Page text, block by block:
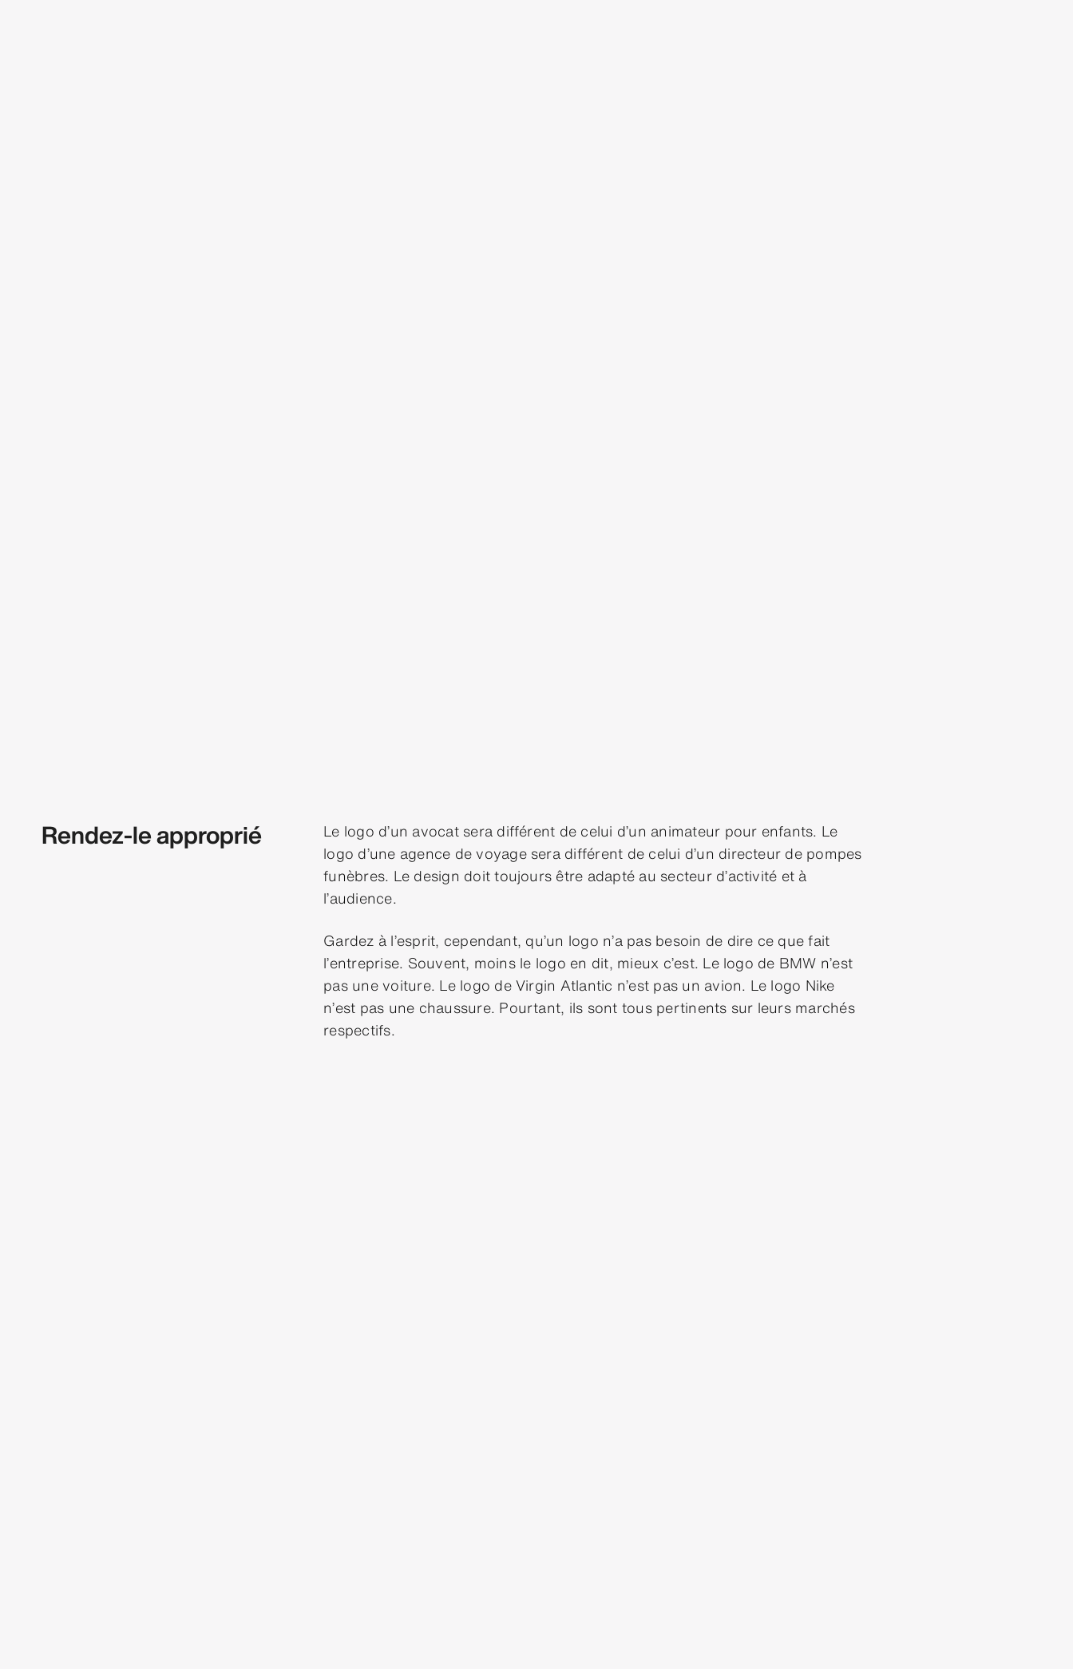
Rendez-le approprié
Le logo d’un avocat sera différent de celui d’un animateur pour enfants. Le
logo d’une agence de voyage sera différent de celui d’un directeur de pompes
funèbres. Le design doit toujours être adapté au secteur d’activité et à
l’audience.
Gardez à l’esprit, cependant, qu’un logo n’a pas besoin de dire ce que fait
l’entreprise. Souvent, moins le logo en dit, mieux c’est. Le logo de BMW n’est
pas une voiture. Le logo de Virgin Atlantic n’est pas un avion. Le logo Nike
n’est pas une chaussure. Pourtant, ils sont tous pertinents sur leurs marchés
respectifs.